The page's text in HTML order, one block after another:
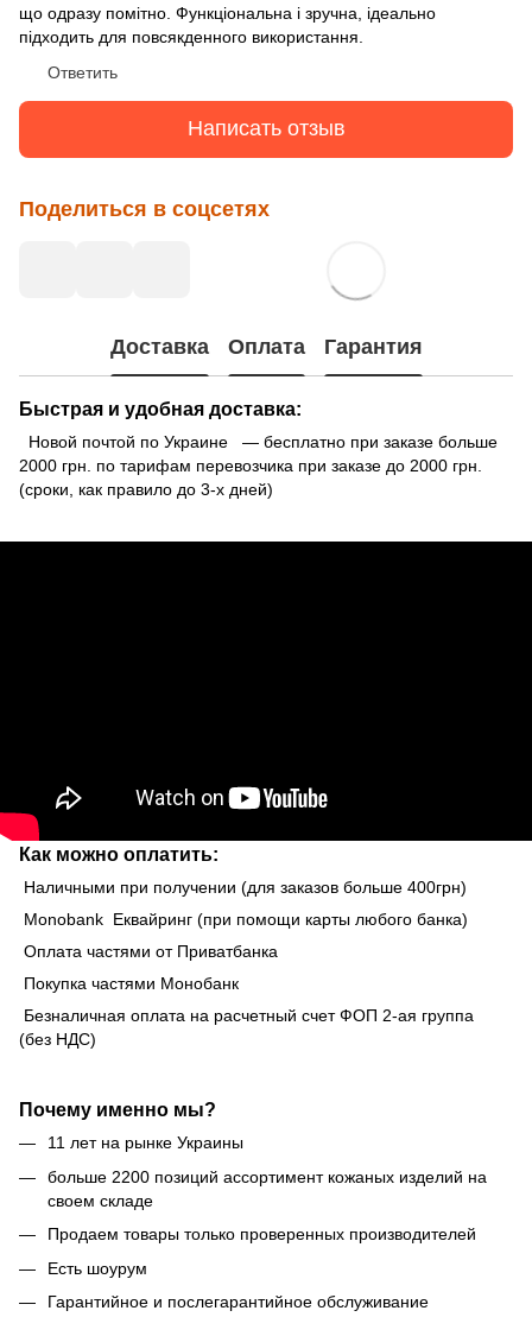
що одразу помітно. Функціональна і зручна, ідеально
підходить для повсякденного використання.
Ответить
Написать отзыв
Поделиться в соцсетях
Доставка Оплата Гарантия
Быстрая и удобная доставка:
Новой почтой по Украине — бесплатно при заказе больше
2000 грн. по тарифам перевозчика при заказе до 2000 грн.
(сроки, как правило до 3-х дней)
Как можно оплатить:
Наличными при получении (для заказов больше 400грн)
Monobank Еквайринг (при помощи карты любого банка)
Оплата частями от Приватбанка
Покупка частями Монобанк
Безналичная оплата на расчетный счет ФОП 2-ая группа
(без НДС)
Почему именно мы?
11 лет на рынке Украины
больше 2200 позиций ассортимент кожаных изделий на
своем складе
Продаем товары только проверенных производителей
Есть шоурум
Гарантийное и послегарантийное обслуживание